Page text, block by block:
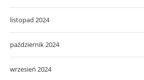
listopad 2024
październik 2024
wrzesień 2024